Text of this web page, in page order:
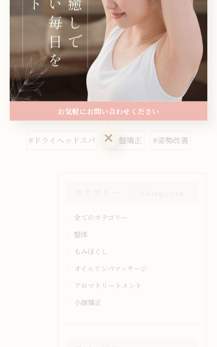
矯正にも対応可能
もみほぐし オイルリンパマッサージ 小顔矯正
< 前のページ 一覧に戻る 次のページ >
関連タグ
#ドライヘッドスパ #骨盤矯正 #姿勢改善
全てのカテゴリー
整体
もみほぐし
オイルリンパマッサージ
アロマトリートメント
小顔矯正
お気軽にお問い合わせください
お気軽にお問い合わせください